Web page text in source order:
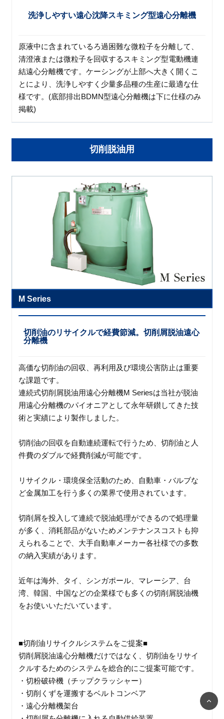
洗浄しやすい遠心沈降スキミング型遠心分離機
原液中に含まれているろ過困難な微粒子を分離して、
清澄液または微粒子を回収するスキミング型電動機連
結遠心分離機です。ケーシングが上部へ大きく開くこ
とにより、洗浄しやすく少量多品種の生産に最適な仕
様です。(底部排出BDMN型遠心分離機は下に仕様のみ
掲載)
切削脱油用
M Series
切削油のリサイクルで経費節減。切削屑脱油遠心
分離機
高価な切削油の回収、再利用及び環境公害防止は重要
な課題です。
連続式切削屑脱油用遠心分離機M Seriesは当社が脱油
用遠心分離機のパイオニアとして永年研鑚してきた技
術と実績により製作しました。
切削油の回収を自動連続運転で行うため、切削油と人
件費のダブルで経費削減が可能です。
リサイクル・環境保全活動のため、自動車・バルブな
ど金属加工を行う多くの業界で使用されています。
切削屑を投入して連続で脱油処理ができるので処理量
が多く、消耗部品がないためメンテナンスコストも抑
えられることで、大手自動車メーカー各社様での多数
の納入実績があります。
近年は海外、タイ、シンガポール、マレーシア、台
湾、韓国、中国などの企業様でも多くの切削屑脱油機
をお使いいただいています。
■切削油リサイクルシステムをご提案■
切削屑脱油遠心分離機だけではなく、切削油をリサイ
クルするためのシステムを総合的にご提案可能です。
・切粉破砕機（チップクラッシャー）
・切削くずを運搬するベルトコンベア
・遠心分離機架台